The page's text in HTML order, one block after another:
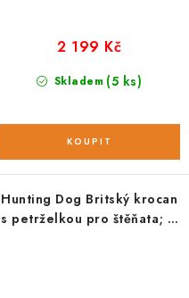
Skladem (5 ks)
2 199 Kč
Hunting Dog Britský krocan
s petrželkou pro štěňata; 6